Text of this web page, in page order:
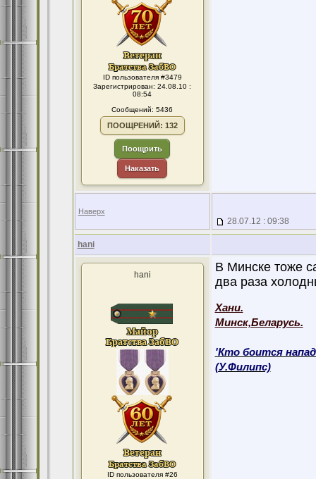
ID пользователя #3479
Зарегистрирован: 24.08.10 :
08:54
Сообщений: 5436
ПООЩРЕНИЙ: 132
Поощрить
Наказать
Наверх
28.07.12 : 09:38
hani
hani
ID пользователя #26
В Минске тоже
два раза
Хани.
Минск,Беларусь.
'Кто боится
(У.Филипс)